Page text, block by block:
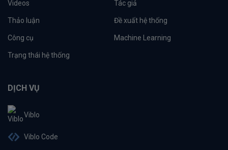
Videos Tác giả
Thảo luận Đề xuất hệ thống
Công cụ Machine Learning
Trạng thái hệ thống
DỊCH VỤ
Viblo
Viblo Code